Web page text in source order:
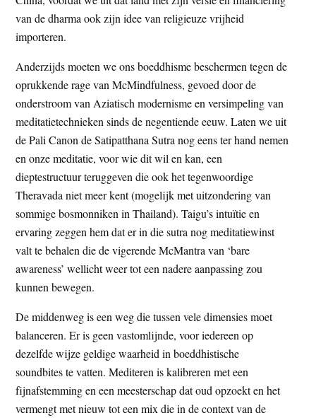
van de dharma ook zijn idee van religieuze vrijheid
importeren.
Anderzijds moeten we ons boeddhisme beschermen tegen de
oprukkende rage van McMindfulness, gevoed door de
onderstroom van Aziatisch modernisme en versimpeling van
meditatietechnieken sinds de negentiende eeuw. Laten we uit
de Pali Canon de Satipatthana Sutra nog eens ter hand nemen
en onze meditatie, voor wie dit wil en kan, een
dieptestructuur teruggeven die ook het tegenwoordige
Theravada niet meer kent (mogelijk met uitzondering van
sommige bosmonniken in Thailand). Taigu’s intuïtie en
ervaring zeggen hem dat er in die sutra nog meditatiewinst
valt te behalen die de vigerende McMantra van ‘bare
awareness’ wellicht weer tot een nadere aanpassing zou
kunnen bewegen.
De middenweg is een weg die tussen vele dimensies moet
balanceren. Er is geen vastomlijnde, voor iedereen op
dezelfde wijze geldige waarheid in boeddhistische
soundbites te vatten. Mediteren is kalibreren met een
fijnafstemming en een meesterschap dat oud opzoekt en het
vermengt met nieuw tot een mix die in de context van de